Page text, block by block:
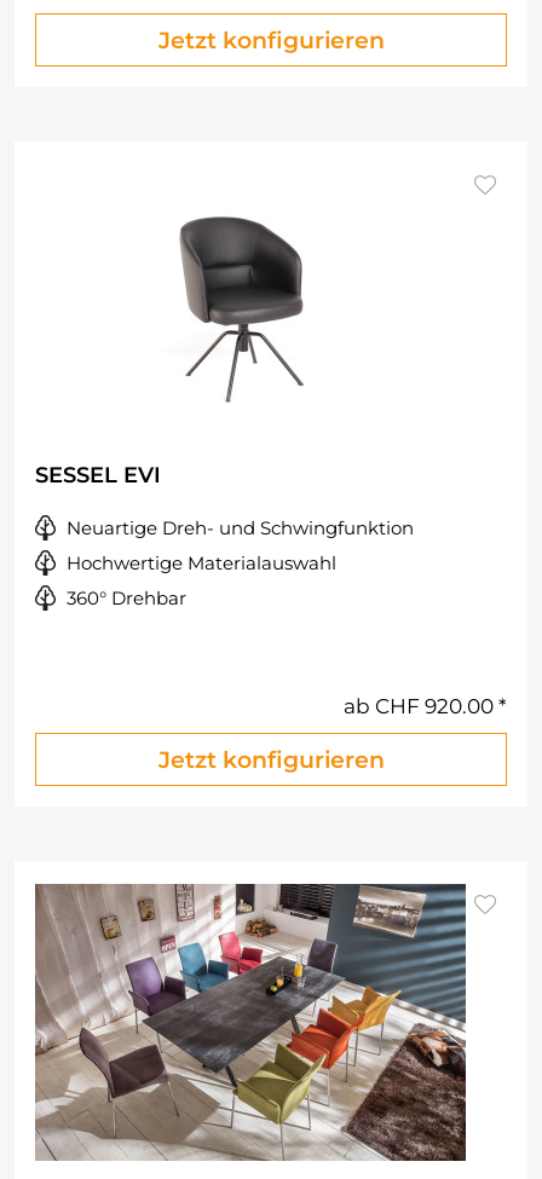
Jetzt konfigurieren
SESSEL EVI
Neuartige Dreh- und Schwingfunktion
Hochwertige Materialauswahl
360° Drehbar
ab CHF 920.00
Jetzt konfigurieren